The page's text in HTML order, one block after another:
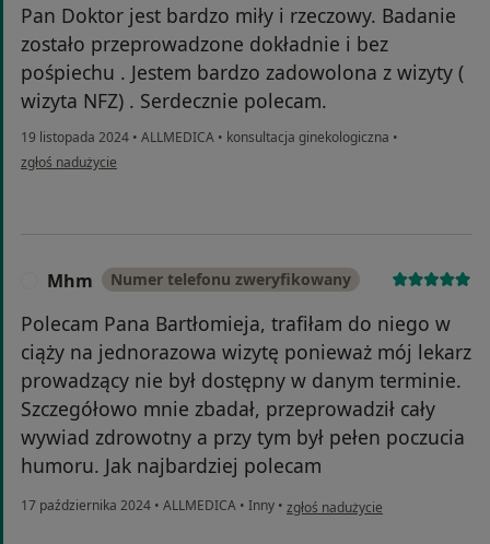
Pan Doktor jest bardzo miły i rzeczowy. Badanie
zostało przeprowadzone dokładnie i bez
pośpiechu . Jestem bardzo zadowolona z wizyty (
wizyta NFZ) . Serdecznie polecam.
19 listopada 2024 • ALLMEDICA • konsultacja ginekologiczna •
w opinii użytkownika Jadwiga
zgłoś nadużycie
Mhm Numer telefonu zweryfikowany
Polecam Pana Bartłomieja, trafiłam do niego w
ciąży na jednorazowa wizytę ponieważ mój lekarz
prowadzący nie był dostępny w danym terminie.
Szczegółowo mnie zbadał, przeprowadził cały
wywiad zdrowotny a przy tym był pełen poczucia
humoru. Jak najbardziej polecam
17 października 2024 • ALLMEDICA • Inny • w opinii użytkownika Mhm
zgłoś nadużycie